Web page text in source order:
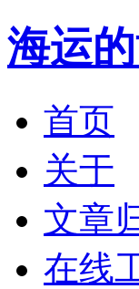
海运
首页
关于
文章
在线